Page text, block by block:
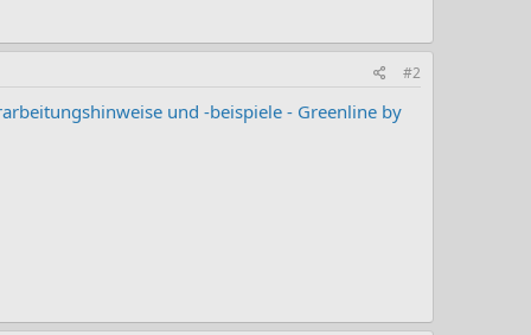
#2
und -beispiele - Greenline by